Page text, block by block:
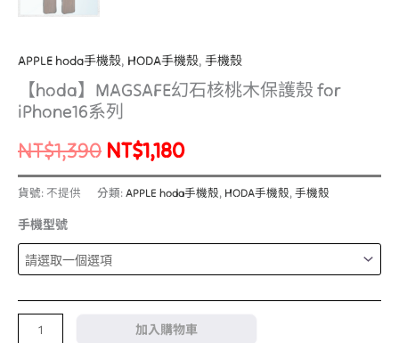
APPLE hoda手機殼, HODA手機殼, 手機殼
【hoda】MAGSAFE幻石核桃木保護殼 for
iPhone16系列
NT$1,390 NT$1,180
貨號: 不提供 分類: APPLE hoda手機殼, HODA手機殼, 手機殼
手機型號
加入購物車